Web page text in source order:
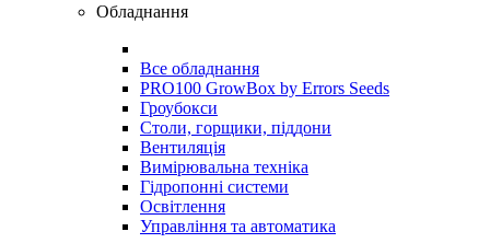
Обладнання
Все обладнання
PRO100 GrowBox by Errors Seeds
Гроубокси
Столи, горщики, піддони
Вентиляція
Вимірювальна техніка
Гідропонні системи
Освітлення
Управління та автоматика